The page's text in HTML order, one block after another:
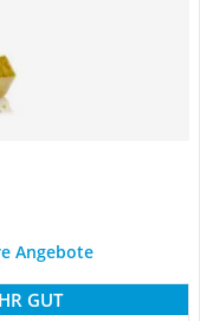
Angebote
GUT